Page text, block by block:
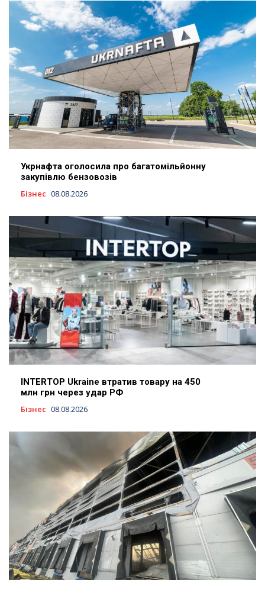
Укрнафта оголосила про багатомільйонну
закупівлю бензовозів
Бізнес 08.08.2026
INTERTOP Ukraine втратив товару на 450
млн грн через удар РФ
Бізнес 08.08.2026